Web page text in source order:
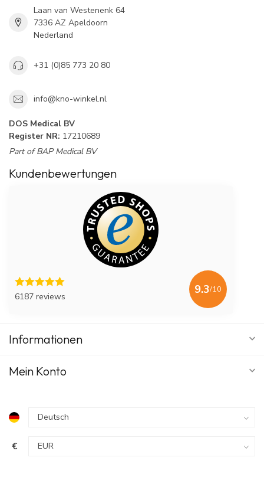
Laan van Westenenk 64
7336 AZ Apeldoorn
Nederland
+31 (0)85 773 20 80
info@kno-winkel.nl
DOS Medical BV
Register NR: 17210689
Part of BAP Medical BV
Kundenbewertungen
6187 reviews
9.3/10
Informationen
Mein Konto
€